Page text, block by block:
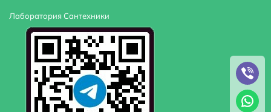
Лаборатория Сантехники